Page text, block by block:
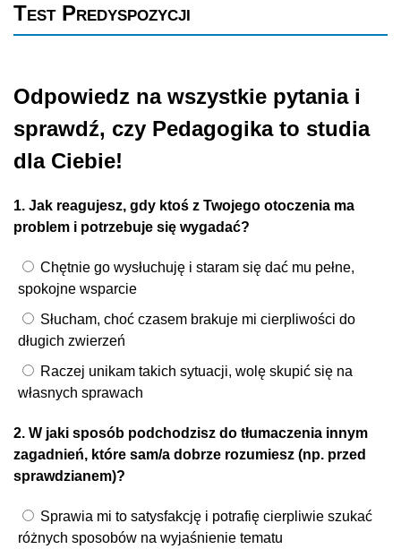
Test Predyspozycji
Odpowiedz na wszystkie pytania i
sprawdź, czy Pedagogika to studia
dla Ciebie!
1. Jak reagujesz, gdy ktoś z Twojego otoczenia ma
problem i potrzebuje się wygadać?
Chętnie go wysłuchuję i staram się dać mu pełne,
spokojne wsparcie
Słucham, choć czasem brakuje mi cierpliwości do
długich zwierzeń
Raczej unikam takich sytuacji, wolę skupić się na
własnych sprawach
2. W jaki sposób podchodzisz do tłumaczenia innym
zagadnień, które sam/a dobrze rozumiesz (np. przed
sprawdzianem)?
Sprawia mi to satysfakcję i potrafię cierpliwie szukać
różnych sposobów na wyjaśnienie tematu